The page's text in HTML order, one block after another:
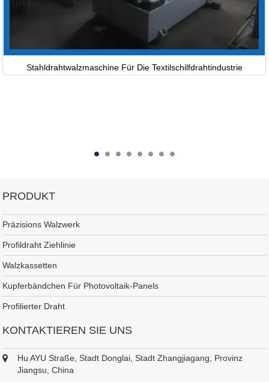
Stahldrahtwalzmaschine Für Die Textilschilfdrahtindustrie
PRODUKT
Präzisions Walzwerk
Profildraht Ziehlinie
Walzkassetten
Kupferbändchen Für Photovoltaik-Panels
Profilierter Draht
KONTAKTIEREN SIE UNS
Hu AYU Straße, Stadt Donglai, Stadt Zhangjiagang, Provinz
Jiangsu, China